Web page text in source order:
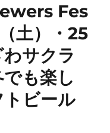
Fes
土）・25
サクラ
も楽し
ビール